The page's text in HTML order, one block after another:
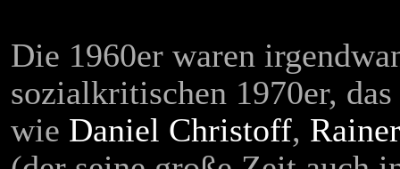
Die 1960er waren
sozialkritischen 1970er,
wie Daniel Christoff,